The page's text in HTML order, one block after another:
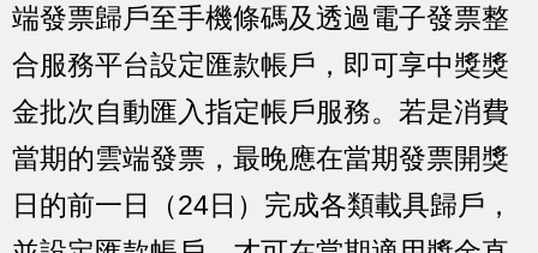
端發票歸戶至手機條碼及透過電子發票整
合服務平台設定匯款帳戶，即可享中獎獎
金批次自動匯入指定帳戶服務。若是消費
當期的雲端發票，最晚應在當期發票開獎
日的前一日（24日）完成各類載具歸戶，